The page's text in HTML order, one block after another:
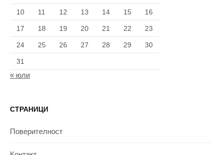
10 11 12 13 14 15 16
17 18 19 20 21 22 23
24 25 26 27 28 29 30
31
« юли
СТРАНИЦИ
Поверителност